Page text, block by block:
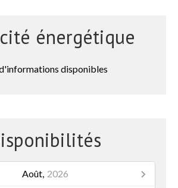
énergétique
disponibles
Août, 2026